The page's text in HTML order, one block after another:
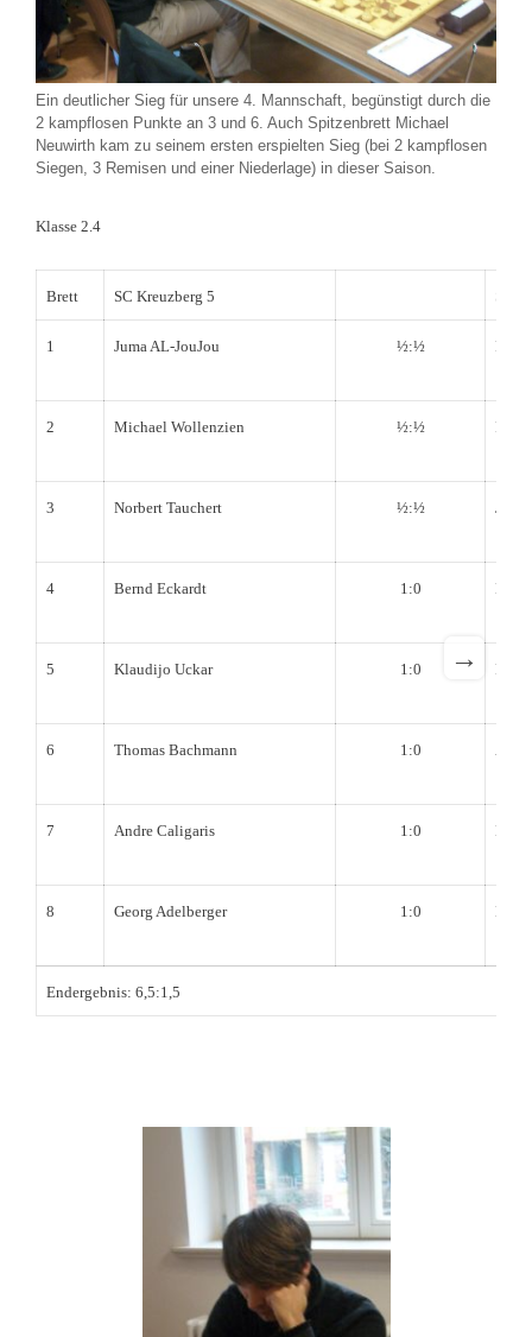
Ein deutlicher Sieg für unsere 4. Mannschaft, begünstigt durch die
2 kampflosen Punkte an 3 und 6. Auch Spitzenbrett Michael
Neuwirth kam zu seinem ersten erspielten Sieg (bei 2 kampflosen
Siegen, 3 Remisen und einer Niederlage) in dieser Saison.
Klasse 2.4
Brett SC Kreuzberg 5 SG
1 Juma AL-JouJou ½:½
2 Michael Wollenzien ½:½
3 Norbert Tauchert ½:½
4 Bernd Eckardt 1:0
5 Klaudijo Uckar 1:0 Rudi
6 Thomas Bachmann 1:0
7 Andre Caligaris 1:0
8 Georg Adelberger 1:0
Endergebnis: 6,5:1,5
→